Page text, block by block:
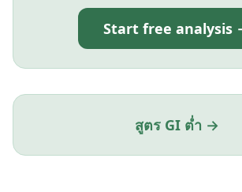
Start free analysis
สูตร GI ต่ำ →